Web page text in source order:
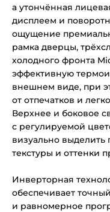
а утончённая
дисплеем и
ощущение
рамка дверцы,
холодного фронта
эффективную
внешнем виде, при
от отпечатков и
Верхнее и боковое
с регулируемой
визуально выделить
текстуры и оттенки
Инверторная
обеспечивает
и равномерное